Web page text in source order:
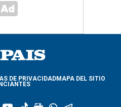
DE PRIVACIDADMAPA DEL SITIO